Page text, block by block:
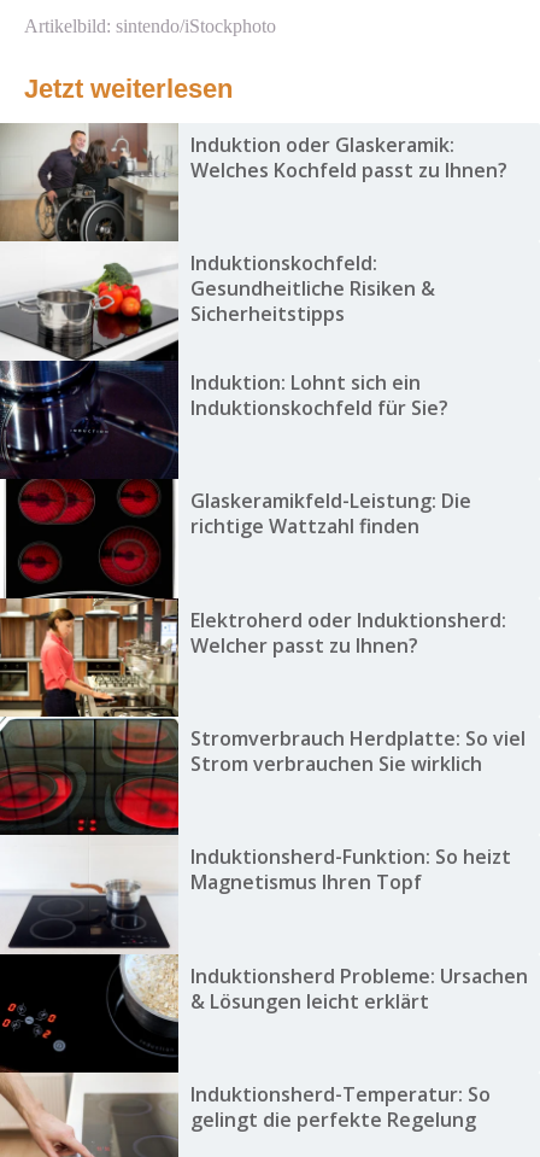
Artikelbild: sintendo/iStockphoto
Jetzt weiterlesen
Induktion oder Glaskeramik:
Welches Kochfeld passt zu Ihnen?
Induktionskochfeld:
Gesundheitliche Risiken &
Sicherheitstipps
Induktion: Lohnt sich ein
Induktionskochfeld für Sie?
Glaskeramikfeld-Leistung: Die
richtige Wattzahl finden
Elektroherd oder Induktionsherd:
Welcher passt zu Ihnen?
Stromverbrauch Herdplatte: So viel
Strom verbrauchen Sie wirklich
Induktionsherd-Funktion: So heizt
Magnetismus Ihren Topf
Induktionsherd Probleme: Ursachen
& Lösungen leicht erklärt
Induktionsherd-Temperatur: So
gelingt die perfekte Regelung